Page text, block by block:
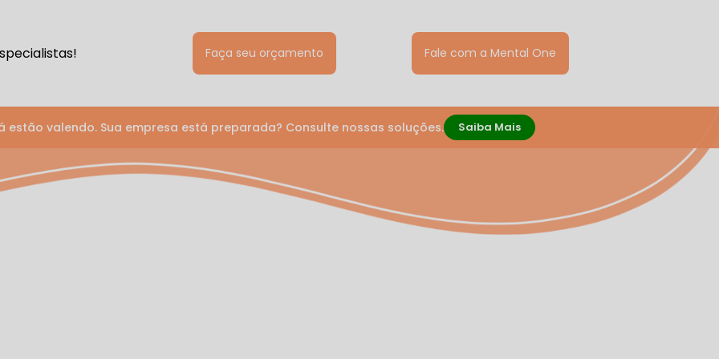
Faça seu orçamento Fale com a Mental One
estão valendo. Sua empresa está preparada? Consulte nossas soluções. Saiba Mais